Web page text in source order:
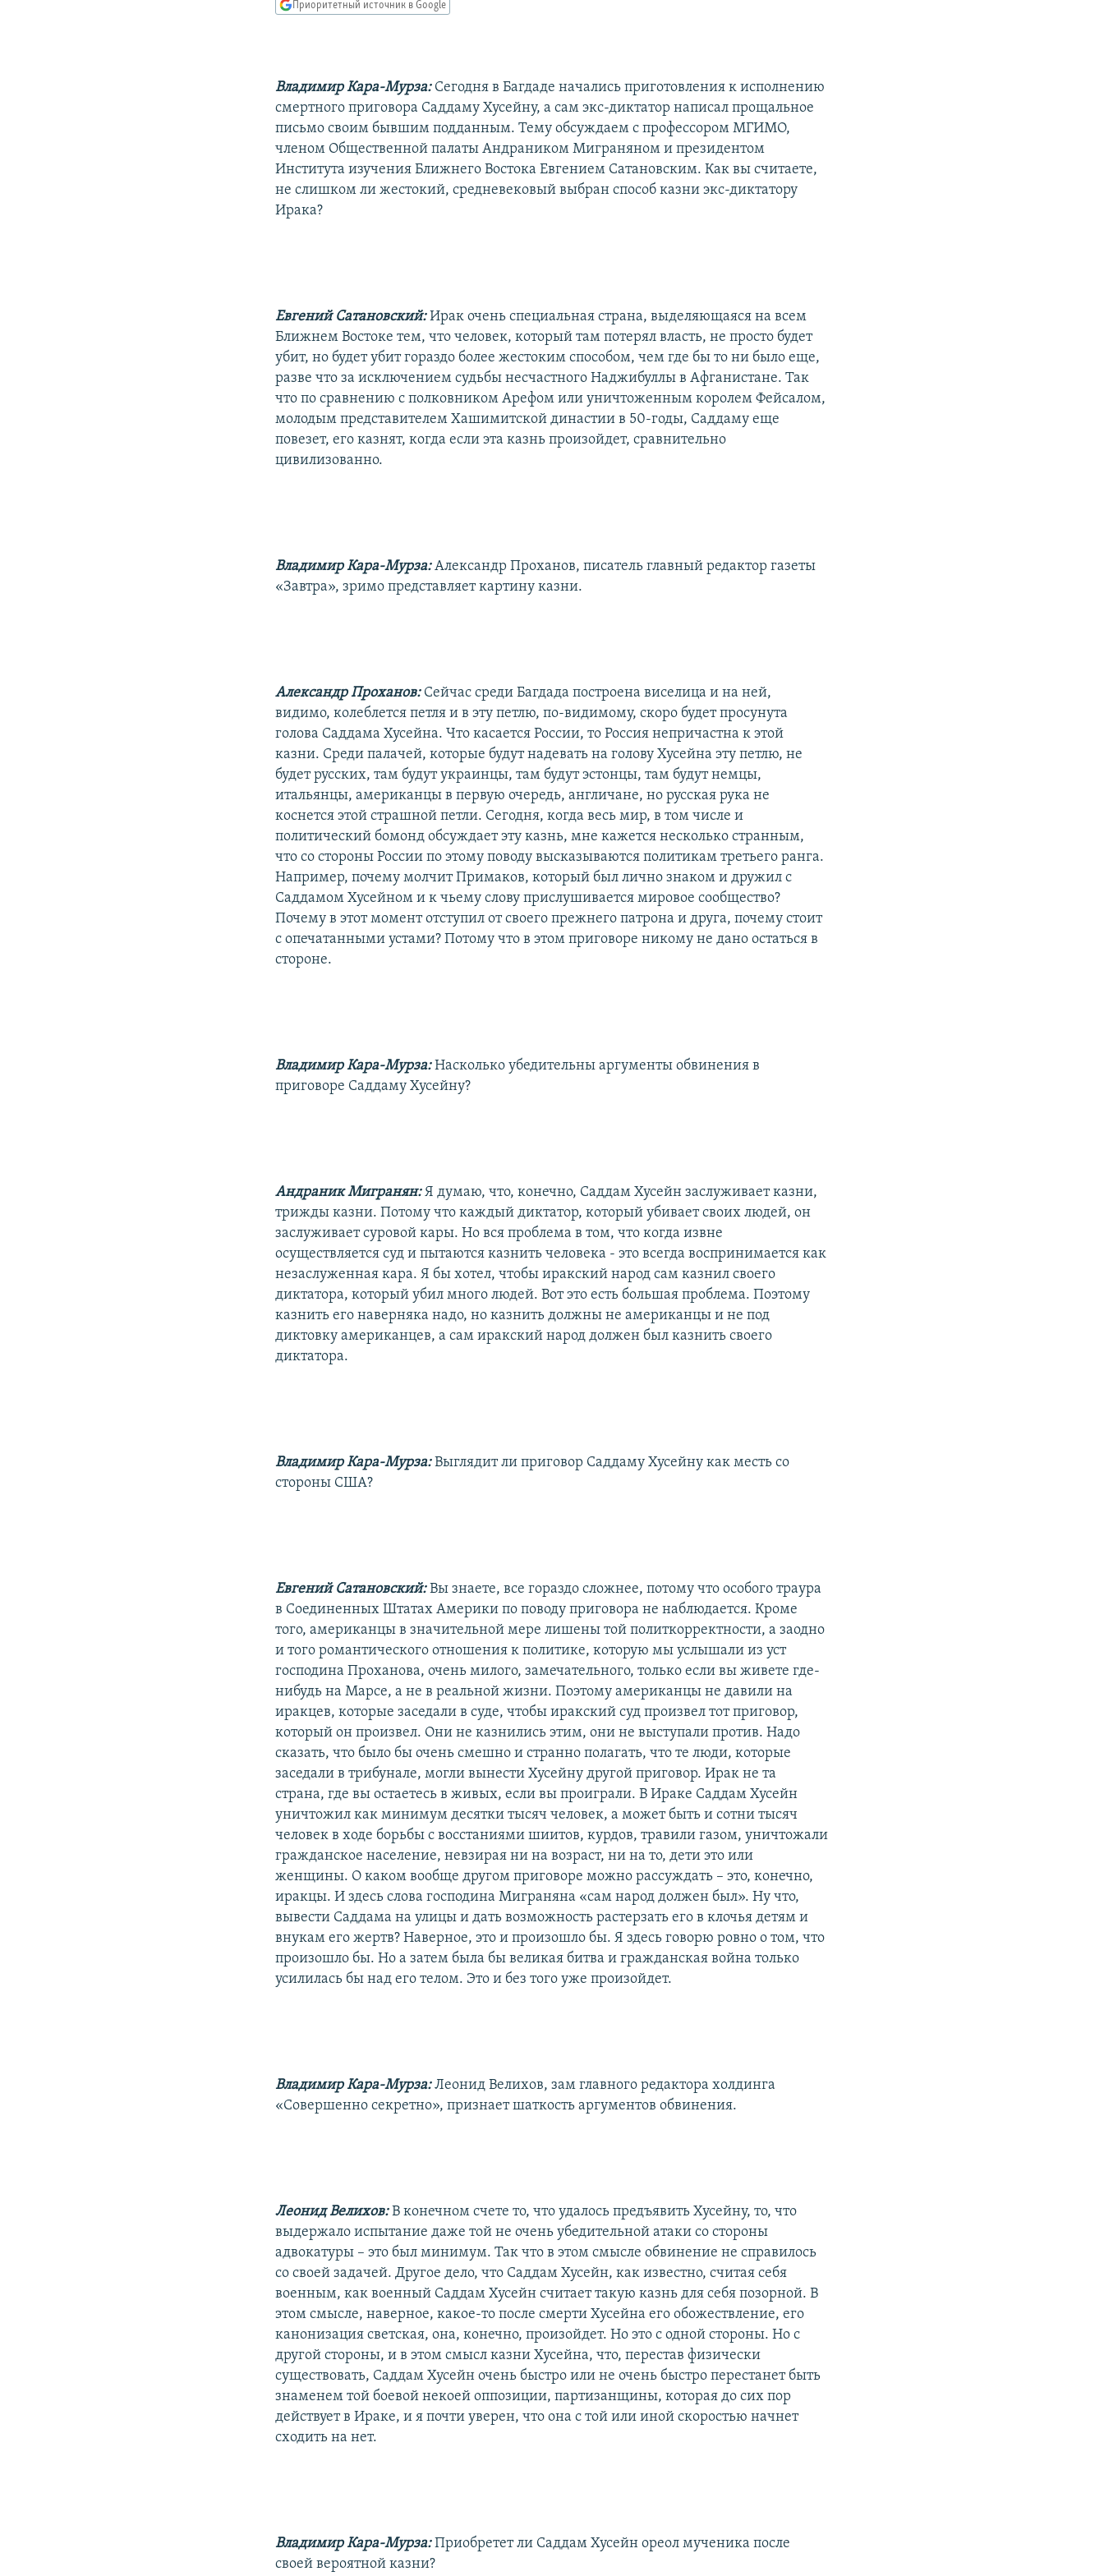
Приоритетный источник в Google
Владимир Кара-Мурза: Сегодня в Багдаде начались приготовления к исполнению
смертного приговора Саддаму Хусейну, а сам экс-диктатор написал прощальное
письмо своим бывшим подданным. Тему обсуждаем с профессором МГИМО,
членом Общественной палаты Андраником Миграняном и президентом
Института изучения Ближнего Востока Евгением Сатановским. Как вы считаете,
не слишком ли жестокий, средневековый выбран способ казни экс-диктатору
Ирака?
Евгений Сатановский:Ирак очень специальная страна, выделяющаяся на всем
Ближнем Востоке тем, что человек, который там потерял власть, не просто будет
убит, но будет убит гораздо более жестоким способом, чем где бы то ни было еще,
разве что за исключением судьбы несчастного Наджибуллы в Афганистане. Так
что по сравнению с полковником Арефом или уничтоженным королем Фейсалом,
молодым представителем Хашимитской династии в 50-годы, Саддаму еще
повезет, его казнят, когда если эта казнь произойдет, сравнительно
цивилизованно.
Владимир Кара-Мурза:Александр Проханов, писатель главный редактор газеты
«Завтра», зримо представляет картину казни.
Александр Проханов: Сейчас среди Багдада построена виселица и на ней,
видимо, колеблется петля и в эту петлю, по-видимому, скоро будет просунута
голова Саддама Хусейна. Что касается России, то Россия непричастна к этой
казни. Среди палачей, которые будут надевать на голову Хусейна эту петлю, не
будет русских, там будут украинцы, там будут эстонцы, там будут немцы,
итальянцы, американцы в первую очередь, англичане, но русская рука не
коснется этой страшной петли. Сегодня, когда весь мир, в том числе и
политический бомонд обсуждает эту казнь, мне кажется несколько странным,
что со стороны России по этому поводу высказываются политикам третьего ранга.
Например, почему молчит Примаков, который был лично знаком и дружил с
Саддамом Хусейном и к чьему слову прислушивается мировое сообщество?
Почему в этот момент отступил от своего прежнего патрона и друга, почему стоит
с опечатанными устами? Потому что в этом приговоре никому не дано остаться в
стороне.
Владимир Кара-Мурза:Насколько убедительны аргументы обвинения в
приговоре Саддаму Хусейну?
Андраник Мигранян:Я думаю, что, конечно, Саддам Хусейн заслуживает казни,
трижды казни. Потому что каждый диктатор, который убивает своих людей, он
заслуживает суровой кары. Но вся проблема в том, что когда извне
осуществляется суд и пытаются казнить человека - это всегда воспринимается как
незаслуженная кара. Я бы хотел, чтобы иракский народ сам казнил своего
диктатора, который убил много людей. Вот это есть большая проблема. Поэтому
казнить его наверняка надо, но казнить должны не американцы и не под
диктовку американцев, а сам иракский народ должен был казнить своего
диктатора.
Владимир Кара-Мурза:Выглядит ли приговор Саддаму Хусейну как месть со
стороны США?
Евгений Сатановский:Вы знаете, все гораздо сложнее, потому что особого траура
в Соединенных Штатах Америки по поводу приговора не наблюдается. Кроме
того, американцы в значительной мере лишены той политкорректности, а заодно
и того романтического отношения к политике, которую мы услышали из уст
господина Проханова, очень милого, замечательного, только если вы живете где-
нибудь на Марсе, а не в реальной жизни. Поэтому американцы не давили на
иракцев, которые заседали в суде, чтобы иракский суд произвел тот приговор,
который он произвел. Они не казнились этим, они не выступали против. Надо
сказать, что было бы очень смешно и странно полагать, что те люди, которые
заседали в трибунале, могли вынести Хусейну другой приговор. Ирак не та
страна, где вы остаетесь в живых, если вы проиграли. В Ираке Саддам Хусейн
уничтожил как минимум десятки тысяч человек, а может быть и сотни тысяч
человек в ходе борьбы с восстаниями шиитов, курдов, травили газом, уничтожали
гражданское население, невзирая ни на возраст, ни на то, дети это или
женщины. О каком вообще другом приговоре можно рассуждать – это, конечно,
иракцы. И здесь слова господина Миграняна «сам народ должен был». Ну что,
вывести Саддама на улицы и дать возможность растерзать его в клочья детям и
внукам его жертв? Наверное, это и произошло бы. Я здесь говорю ровно о том, что
произошло бы. Но а затем была бы великая битва и гражданская война только
усилилась бы над его телом. Это и без того уже произойдет.
Владимир Кара-Мурза:Леонид Велихов, зам главного редактора холдинга
«Совершенно секретно», признает шаткость аргументов обвинения.
Леонид Велихов:В конечном счете то, что удалось предъявить Хусейну, то, что
выдержало испытание даже той не очень убедительной атаки со стороны
адвокатуры – это был минимум. Так что в этом смысле обвинение не справилось
со своей задачей. Другое дело, что Саддам Хусейн, как известно, считая себя
военным, как военный Саддам Хусейн считает такую казнь для себя позорной. В
этом смысле, наверное, какое-то после смерти Хусейна его обожествление, его
канонизация светская, она, конечно, произойдет. Но это с одной стороны. Но с
другой стороны, и в этом смысл казни Хусейна, что, перестав физически
существовать, Саддам Хусейн очень быстро или не очень быстро перестанет быть
знаменем той боевой некоей оппозиции, партизанщины, которая до сих пор
действует в Ираке, и я почти уверен, что она с той или иной скоростью начнет
сходить на нет.
Владимир Кара-Мурза:Приобретет ли Саддам Хусейн ореол мученика после
своей вероятной казни?